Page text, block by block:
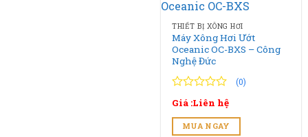
THIẾT BỊ XÔNG HƠI
Máy Xông Hơi Ướt
Oceanic OC-BXS – Công
Nghệ Đức
0
trên
5
0
đánh
(0)
Giá :Liên hệ
MUA NGAY